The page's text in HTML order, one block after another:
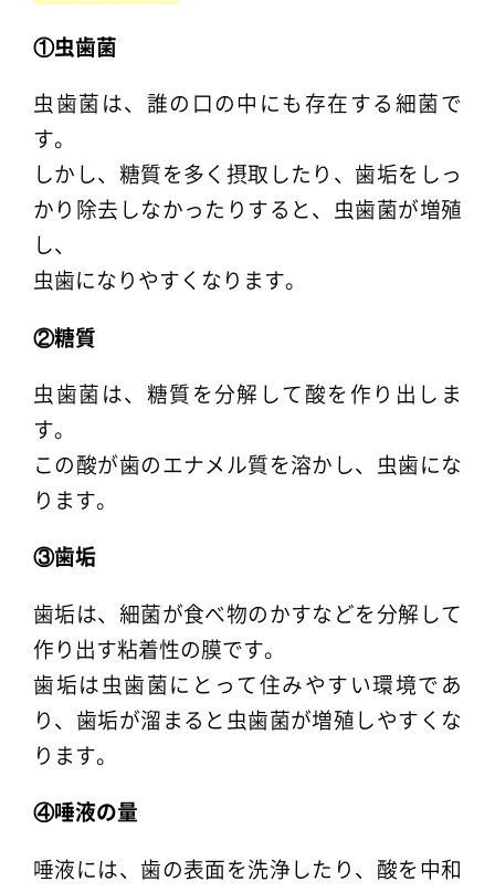
①虫歯菌
虫歯菌は、誰の口の中にも存在する細菌で
す。
しかし、糖質を多く摂取したり、歯垢をしっ
かり除去しなかったりすると、虫歯菌が増殖
し、
虫歯になりやすくなります。
②糖質
虫歯菌は、糖質を分解して酸を作り出しま
す。
この酸が歯のエナメル質を溶かし、虫歯にな
ります。
③歯垢
歯垢は、細菌が食べ物のかすなどを分解して
作り出す粘着性の膜です。
歯垢は虫歯菌にとって住みやすい環境であ
り、歯垢が溜まると虫歯菌が増殖しやすくな
ります。
④唾液の量
唾液には、歯の表面を洗浄したり、酸を中和